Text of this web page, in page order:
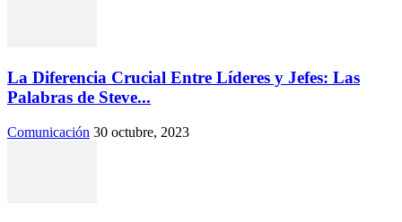
La Diferencia Crucial Entre Líderes y Jefes: Las
Palabras de Steve...
Comunicación 30 octubre, 2023